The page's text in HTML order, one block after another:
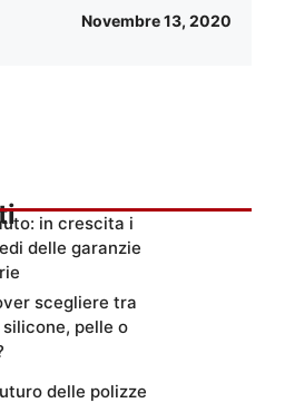
Novembre 13, 2020
in crescita i
delle garanzie
scegliere tra
pelle o
delle polizze